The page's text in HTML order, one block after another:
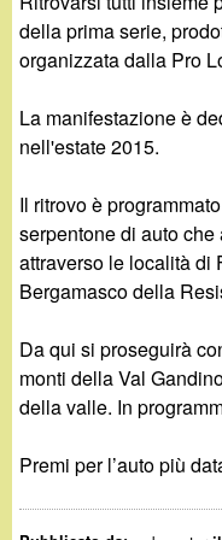
g
n
d
i
o
i
della prima serie,
organizzata dalla Pro
La manifestazione è
nell'estate 2015.
Il ritrovo è
serpentone di auto che
attraverso le località di
Bergamasco della
Da qui si proseguirà
monti della Val
della valle. In
Premi per l’auto più